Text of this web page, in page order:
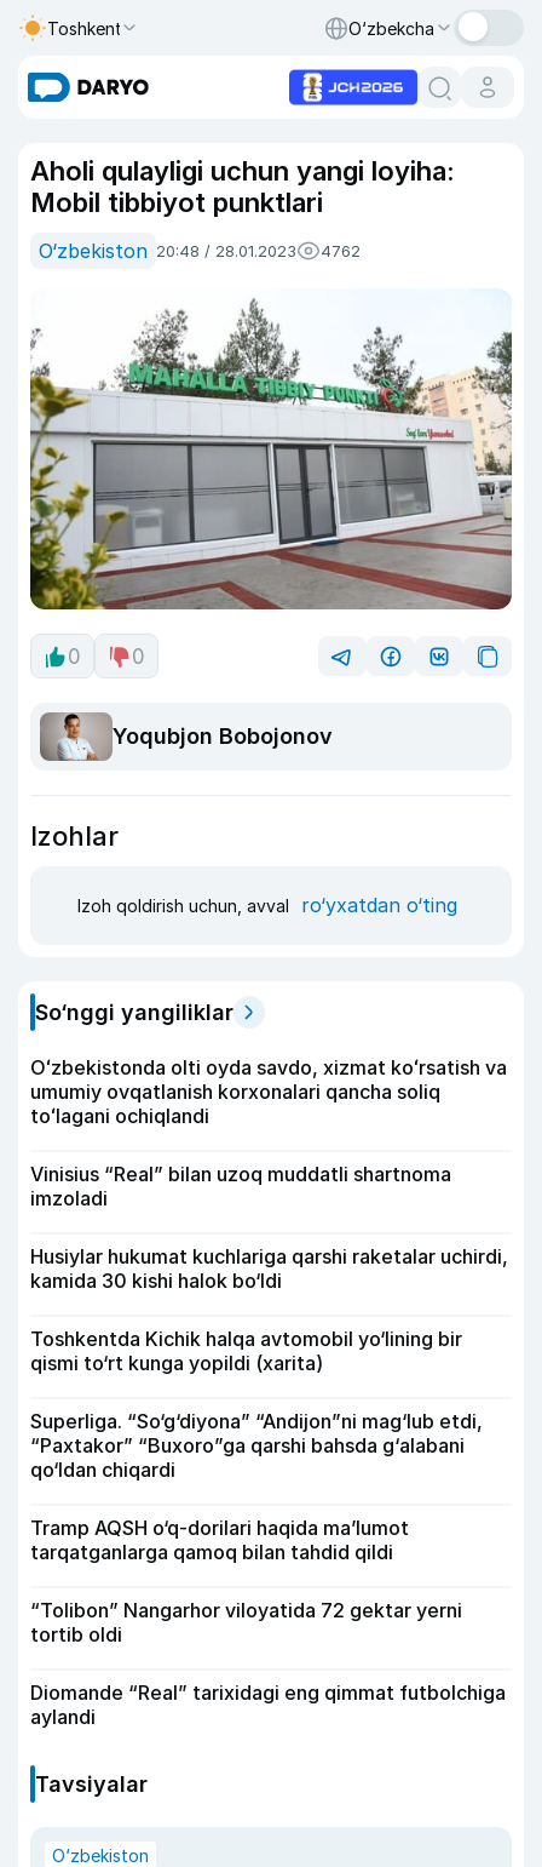
Toshkent O‘zbekcha
Aholi qulayligi uchun yangi loyiha:
Mobil tibbiyot punktlari
O‘zbekiston 20:48 / 28.01.2023 4762
0 0
Yoqubjon Bobojonov
Izohlar
Izoh qoldirish uchun, avval ro‘yxatdan o‘ting
So‘nggi yangiliklar
Oʻzbekistonda olti oyda savdo, xizmat koʻrsatish va
umumiy ovqatlanish korxonalari qancha soliq
toʻlagani ochiqlandi
Vinisius “Real” bilan uzoq muddatli shartnoma
imzoladi
Husiylar hukumat kuchlariga qarshi raketalar uchirdi,
kamida 30 kishi halok bo‘ldi
Toshkentda Kichik halqa avtomobil yo‘lining bir
qismi to‘rt kunga yopildi (xarita)
Superliga. “So‘g‘diyona” “Andijon”ni mag‘lub etdi,
“Paxtakor” “Buxoro”ga qarshi bahsda g‘alabani
qo‘ldan chiqardi
Tramp AQSH o‘q-dorilari haqida ma’lumot
tarqatganlarga qamoq bilan tahdid qildi
“Tolibon” Nangarhor viloyatida 72 gektar yerni
tortib oldi
Diomande “Real” tarixidagi eng qimmat futbolchiga
aylandi
Tavsiyalar
O‘zbekiston